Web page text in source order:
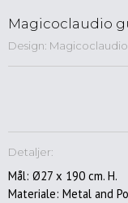
Magicoclaudio
Design: Magicoclaudio
Detaljer:
Mål: Ø27 x 190 cm. H.
Materiale: Metal and
Barstole
Sofaer
Reoler
Hifimøbler
Skriveborde
&